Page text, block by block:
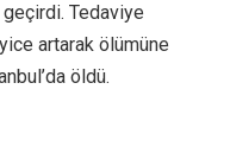
Tedaviye
artarak ölümüne
öldü.